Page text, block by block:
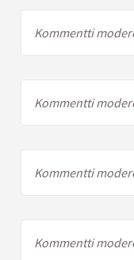
Kommentti
Kommentti
Kommentti
Kommentti